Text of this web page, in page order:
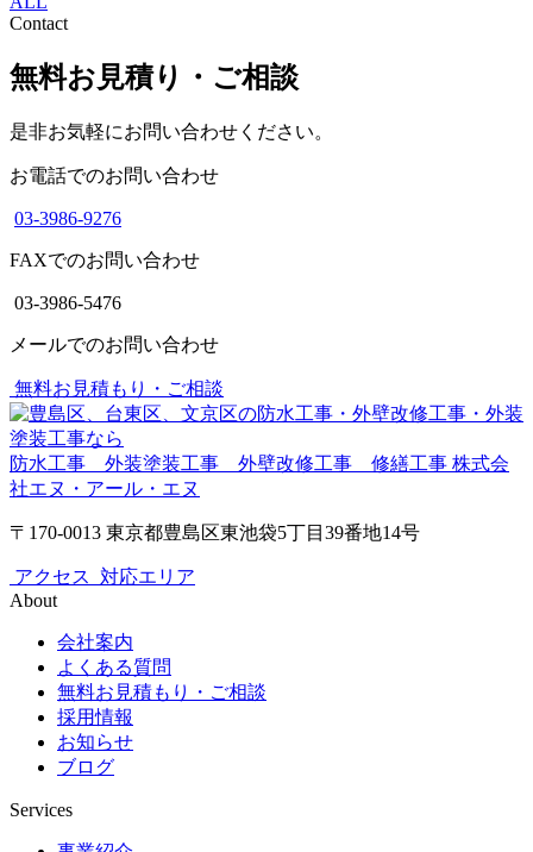
Contact
無料お見積り・ご相談
是非お気軽にお問い合わせください。
お電話でのお問い合わせ
03-3986-9276
FAXでのお問い合わせ
03-3986-5476
メールでのお問い合わせ
無料お見積もり・ご相談
防水工事 外装塗装工事 外壁改修工事 修繕工事 株式会
社エヌ・アール・エヌ
〒170-0013 東京都豊島区東池袋5丁目39番地14号
アクセス 対応エリア
About
会社案内
よくある質問
無料お見積もり・ご相談
採用情報
お知らせ
ブログ
Services